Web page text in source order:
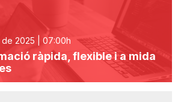
2025 | 07:00h
ràpida, flexible i a mida